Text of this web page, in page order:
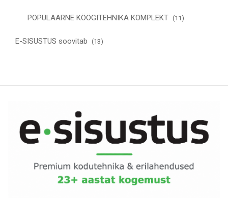
POPULAARNE KÖÖGITEHNIKA KOMPLEKT (11)
E-SISUSTUS soovitab (13)